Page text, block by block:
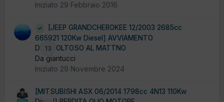
Iniziato 29 Febbraio 2016
13
[JEEP GRANDCHEROKEE 12/2003 2685cc
665921 120Kw Diesel] AVVIAMENTO
DIFFICOLTOSO AL MATTNO
Da giantucci
Iniziato 29 Novembre 2024
[MITSUBISHI ASX 06/2014 1798cc 4N13 110Kw